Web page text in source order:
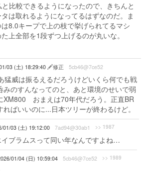
比較できるようになったので、きちんと
は取れるようになってるはずなのだ。ま
8.0キープで上の枝で挙げられてるマシ
上全部を1段ずつ上げるのが丸いな。
03 (土) 18:29:40 修正 5cb46@7ce52
猛威は振るえるだろうけどいくら何でも戦
みのすんなってのと、あと環境のせいで弱
XM800 おまえは70年代だろう。正直BR
ばいいのに...日本ツリーが終わるけど。
01/03 (土) 19:12:00 7ad94@30ab1 >> 1987
ブラムスって同い年なんですよね…
01/04 (日) 10:59:04 5cb46@7ce52 >> 1989